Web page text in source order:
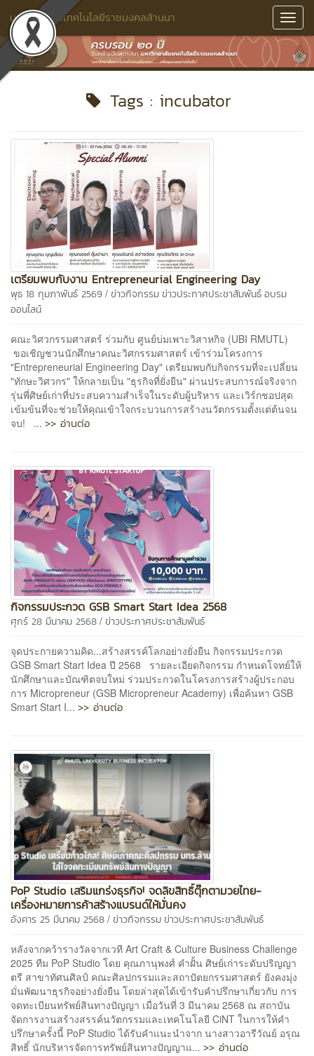
มหาวิทยาลัยเทคโนโลยีราชมงคลล้านนา
Tags : incubator
เตรียมพบกับงาน Entrepreneurial Engineering Day
พุธ 18 กุมภาพันธ์ 2569 / ข่าวกิจกรรมข่าวประกาศประชาสัมพันธ์อบรม
ออนไลน์
คณะวิศวกรรมศาสตร์ ร่วมกับ ศูนย์บ่มเพาะวิสาหกิจ (UBI RMUTL)
ขอเชิญชวนนักศึกษาคณะวิศกรรมศาสตร์ เข้าร่วมโครงการ
"Entrepreneurial Engineering Day" เตรียมพบกับกิจกรรมที่จะเปลี่ยน
"ทักษะวิศวกร" ให้กลายเป็น "ธุรกิจที่ยั่งยืน" ผ่านประสบการณ์จริงจาก
รุ่นพี่ศิษย์เก่าที่ประสบความสำเร็จในระดับผู้บริหาร และเวิร์กชอปสุด
เข้มข้นที่จะช่วยให้คุณเข้าใจกระบวนการสร้างนวัตกรรมตั้งแต่ต้นจน
จบ! ... >> อ่านต่อ
กิจกรรมประกวด GSB Smart Start Idea 2568
ศุกร์ 28 มีนาคม 2568 / ข่าวประกาศประชาสัมพันธ์
จุดประกายความคิด...สร้างสรรค์โลกอย่างยั่งยืน กิจกรรมประกวด
GSB Smart Start Idea ปี 2568 รายละเอียดกิจกรรม กำหนดโจทย์ให้
นักศึกษาและบัณฑิตจบใหม่ ร่วมประกวดในโครงการสร้างผู้ประกอบ
การ Micropreneur (GSB Micropreneur Academy) เพื่อค้นหา GSB
Smart Start I... >> อ่านต่อ
PoP Studio เสริมแกร่งธุรกิจ! จดลิขสิทธิ์ตุ๊กตามวยไทย-
เครื่องหมายการค้าสร้างแบรนด์ให้มั่นคง
อังคาร 25 มีนาคม 2568 / ข่าวกิจกรรมข่าวประกาศประชาสัมพันธ์
หลังจากคว้ารางวัลจากเวที Art Craft & Culture Business Challenge
2025 ทีม PoP Studio โดย คุณภานุพงศ์ คำฝั้น ศิษย์เก่าระดับปริญญา
ตรี สาขาทัศนศิลป์ คณะศิลปกรรมและสถาปัตยกรรมศาสตร์ ยังคงมุ่ง
มั่นพัฒนาธุรกิจอย่างยั่งยืน โดยล่าสุดได้เข้ารับคำปรึกษาเกี่ยวกับ การ
จดทะเบียนทรัพย์สินทางปัญญา เมื่อวันที่ 3 มีนาคม 2568 ณ สถาบัน
จัดการงานสร้างสรรค์นวัตกรรมและเทคโนโลยี CiNT ในการให้คำ
ปรึกษาครั้งนี้ PoP Studio ได้รับคำแนะนำจาก นางสาวอารีวัณย์ อรุณ
สิทธิ์ นักบริหารจัดการทรัพย์สินทางปัญญาแ... >> อ่านต่อ